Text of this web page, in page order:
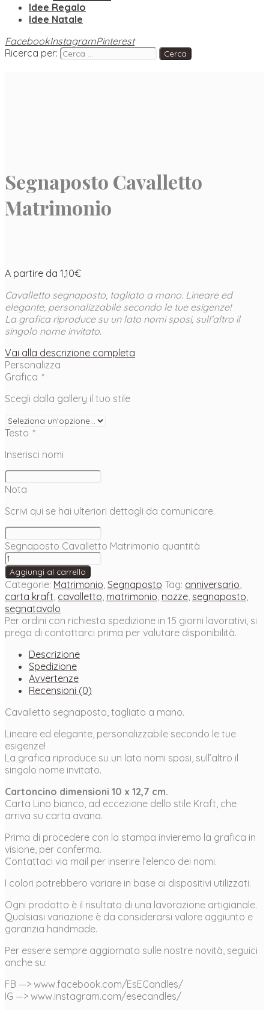
Idee Regalo
Idee Natale
FacebookInstagramPinterest
Ricerca per:
Segnaposto Cavalletto
Matrimonio
A partire da 1,10€
Cavalletto segnaposto, tagliato a mano. Lineare ed
elegante, personalizzabile secondo le tue esigenze!
La grafica riproduce su un lato nomi sposi, sull’altro il
singolo nome invitato.
Vai alla descrizione completa
Personalizza
Grafica *
Scegli dalla gallery il tuo stile
Testo *
Inserisci nomi
Nota
Scrivi qui se hai ulteriori dettagli da comunicare.
Segnaposto Cavalletto Matrimonio quantità
Aggiungi al carrello
Categorie: Matrimonio Segnaposto Tag: anniversario
carta kraft cavalletto matrimonio nozze segnaposto
segnatavolo
Per ordini con richiesta spedizione in 15 giorni lavorativi, si
prega di contattarci prima per valutare disponibilità.
Descrizione
Spedizione
Avvertenze
Recensioni (0)
Cavalletto segnaposto, tagliato a mano.
Lineare ed elegante, personalizzabile secondo le tue
esigenze!
La grafica riproduce su un lato nomi sposi, sull’altro il
singolo nome invitato.
Cartoncino dimensioni 10 x 12,7 cm.
Carta Lino bianco, ad eccezione dello stile Kraft, che
arriva su carta avana.
Prima di procedere con la stampa invieremo la grafica in
visione, per conferma.
Contattaci via mail per inserire l’elenco dei nomi.
I colori potrebbero variare in base ai dispositivi utilizzati.
Ogni prodotto è il risultato di una lavorazione artigianale.
Qualsiasi variazione è da considerarsi valore aggiunto e
garanzia handmade.
Per essere sempre aggiornato sulle nostre novità, seguici
anche su:
FB —> www.facebook.com/EsECandles/
IG —> www.instagram.com/esecandles/